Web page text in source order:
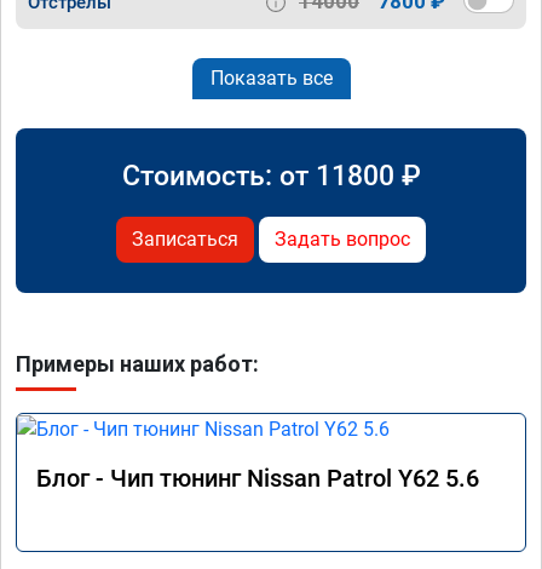
Показать все
Стоимость: от 11800 ₽
Записаться Задать вопрос
Примеры наших работ:
Блог - Чип тюнинг Nissan Patrol Y62 5.6